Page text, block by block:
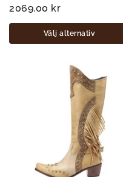
2069.00 kr
Välj alternativ